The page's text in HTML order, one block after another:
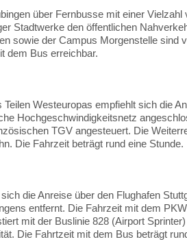
über Fernbusse mit einer
Stadtwerke den öffentlichen
sowie der Campus Morgenstelle sind
dem Bus erreichbar.
Westeuropas empfiehlt sich die
Hochgeschwindigkeitsnetz
TGV angesteuert. Die
Die Fahrzeit beträgt rund eine Stunde.
die Anreise über den Flughafen
entfernt. Die Fahrzeit mit dem
mit der Buslinie 828 (Airport
Die Fahrtzeit mit dem Bus beträgt